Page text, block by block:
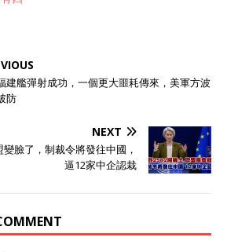
建艦彈射成功，一個更大噩耗傳來，美軍方波
防
NEXT
臉了，制裁令將發往中國，
逼12家中企認栽